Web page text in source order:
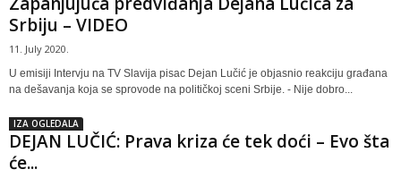
Srbiju – VIDEO
11. July 2020.
U emisiji Intervju na TV Slavija pisac Dejan Lučić je objasnio reakciju građana
na dešavanja koja se sprovode na političkoj sceni Srbije. - Nije dobro...
IZA OGLEDALA
DEJAN LUČIĆ: Prava kriza će tek doći – Evo šta
će...